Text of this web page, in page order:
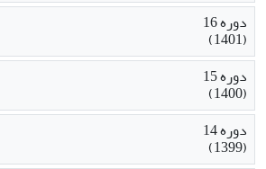
دوره 16
(1401)
دوره 15
(1400)
دوره 14
(1399)